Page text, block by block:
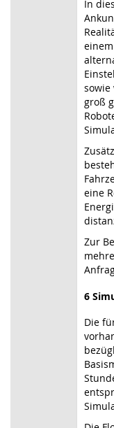
In
sowie
groß
eine
Zur
6
Die